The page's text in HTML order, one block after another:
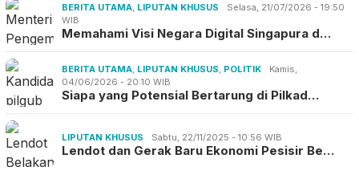
BERITA UTAMA LIPUTAN KHUSUS
Selasa, 21/07/2026 - 19:50
WIB
Memahami Visi Negara Digital Singapura d…
BERITA UTAMA LIPUTAN KHUSUS POLITIK
Kamis,
04/06/2026 - 20:10 WIB
Siapa yang Potensial Bertarung di Pilkad…
LIPUTAN KHUSUS Sabtu, 22/11/2025 - 10:56 WIB
Lendot dan Gerak Baru Ekonomi Pesisir Be…